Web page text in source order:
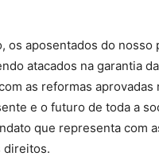
os aposentados do nosso
atacados na garantia
as reformas aprovadas
e o futuro de toda a
que representa com
direitos.